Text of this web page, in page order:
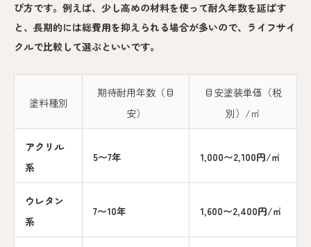
び方です。例えば、少し高めの材料を使って耐久年数を延ばす
と、長期的には総費用を抑えられる場合が多いので、ライフサイ
クルで比較して選ぶといいです。
塗料種別
期待耐用年数（目
安）
目安塗装単価（税
別）/㎡
アクリル
系
5〜7年 1,000〜2,100円/㎡
ウレタン
系
7〜10年 1,600〜2,400円/㎡